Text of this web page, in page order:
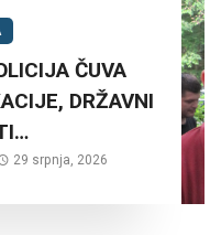
ČUVA
DRŽAVNI
29 srpnja, 2026